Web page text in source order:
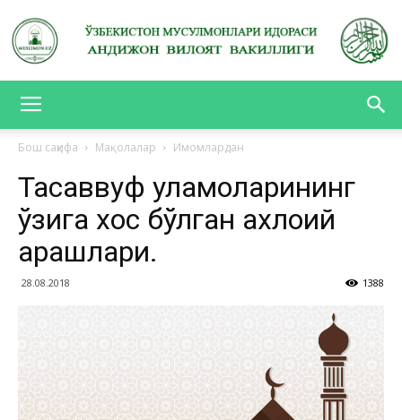
ВИЛОЯТ
Бош саҳифа Мақолалар Имомлардан
Тасаввуф уламоларининг
ўзига хос бўлган ахлоқий
қарашлари.
28.08.2018 1388